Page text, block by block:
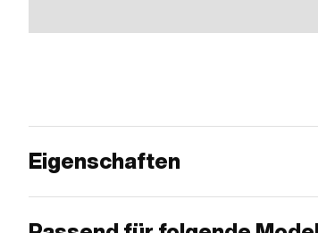
Eigenschaften